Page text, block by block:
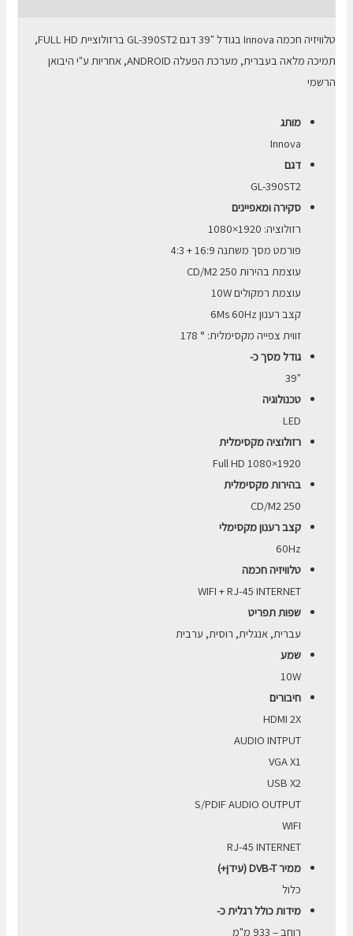
LED
טלוויזיה חכמה Innova בגודל "39 דגם GL-390ST2 ברזולוציית FULL HD,
תמיכה מלאה בעברית, מערכת הפעלה ANDROID, אחריות ע"י היבואן
הרשמי
מותג
Innova
דגם
GL-390ST2
סקירה ומאפיינים
רזולוציה: 1920×1080
פורמט מסך משתנה 16:9 + 4:3
עוצמת בהירות CD/M2 250
עוצמת רמקולים 10W
קצב רענון 6Ms 60Hz
זווית צפייה מקסימלית: ° 178
גודל מסך כ-
"39
טכנולוגיה
LED
רזולוציה מקסימלית
1920×1080 Full HD
בהירות מקסימלית
CD/M2 250
קצב רענון מקסימלי
60Hz
טלוויזיה חכמה
WIFI + RJ-45 INTERNET
שפות תפריט
עברית, אנגלית, רוסית, ערבית
שמע
10W
חיבורים
HDMI 2X
AUDIO INTPUT
VGA X1
USB X2
S/PDIF AUDIO OUTPUT
WIFI
RJ-45 INTERNET
ממיר DVB-T (עידן+)
כלול
מידות כולל רגלית כ-
רוחב – 933 מ"מ